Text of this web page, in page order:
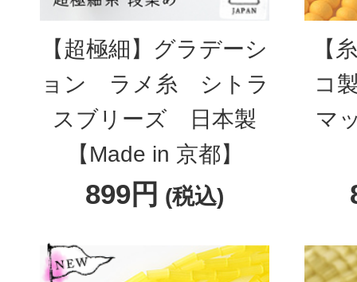
【超極細】グラデーシ
ョン ラメ糸 シトラ
スブリーズ 日本製
【Made in 京都】
899円 (税込)
【
コ
マ